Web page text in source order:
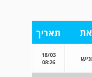
תאריך
18/03
08:26